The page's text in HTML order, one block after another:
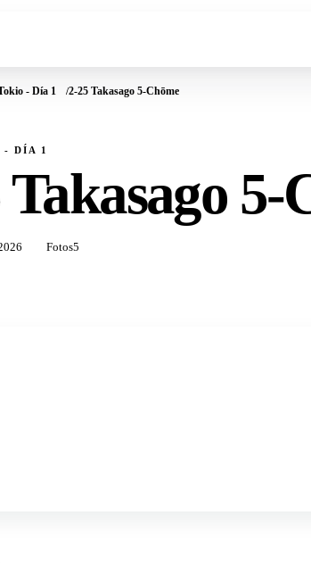
- Día 1 2-25 Takasago 5-Chōme
- DÍA 1
Takasago 5-
Fotos5